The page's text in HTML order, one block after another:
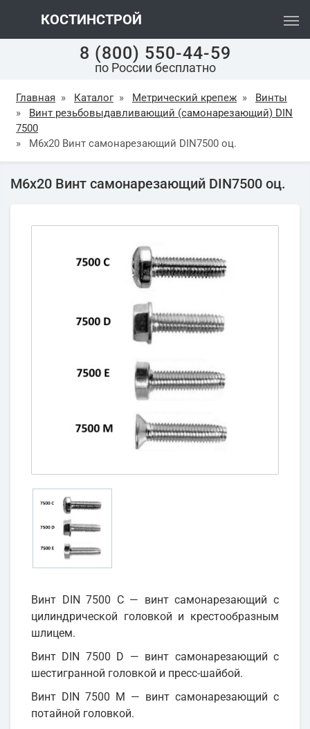
КОСТИНСТРОЙ
8 (800) 550-44-59
по России бесплатно
Главная » Каталог » Метрический крепеж »
Винты
»
Винт резьбовыдавливающий (самонарезающий) DIN
7500
»
М6х20 Винт самонарезающий DIN7500 оц.
М6х20 Винт самонарезающий DIN7500 оц.
Винт DIN 7500 C — винт самонарезающий с
цилиндрической головкой и крестообразным
шлицем.
Винт DIN 7500 D — винт самонарезающий с
шестигранной головкой и пресс-шайбой.
Винт DIN 7500 M — винт самонарезающий с
потайной головкой.